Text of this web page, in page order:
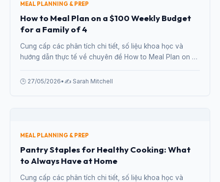
MEAL PLANNING & PREP
How to Meal Plan on a $100 Weekly Budget
for a Family of 4
Cung cấp các phân tích chi tiết, số liệu khoa học và
hướng dẫn thực tế về chuyên đề How to Meal Plan on a
🕒 27/05/2026• ✍️ Sarah Mitchell
MEAL PLANNING & PREP
Pantry Staples for Healthy Cooking: What
to Always Have at Home
Cung cấp các phân tích chi tiết, số liệu khoa học và